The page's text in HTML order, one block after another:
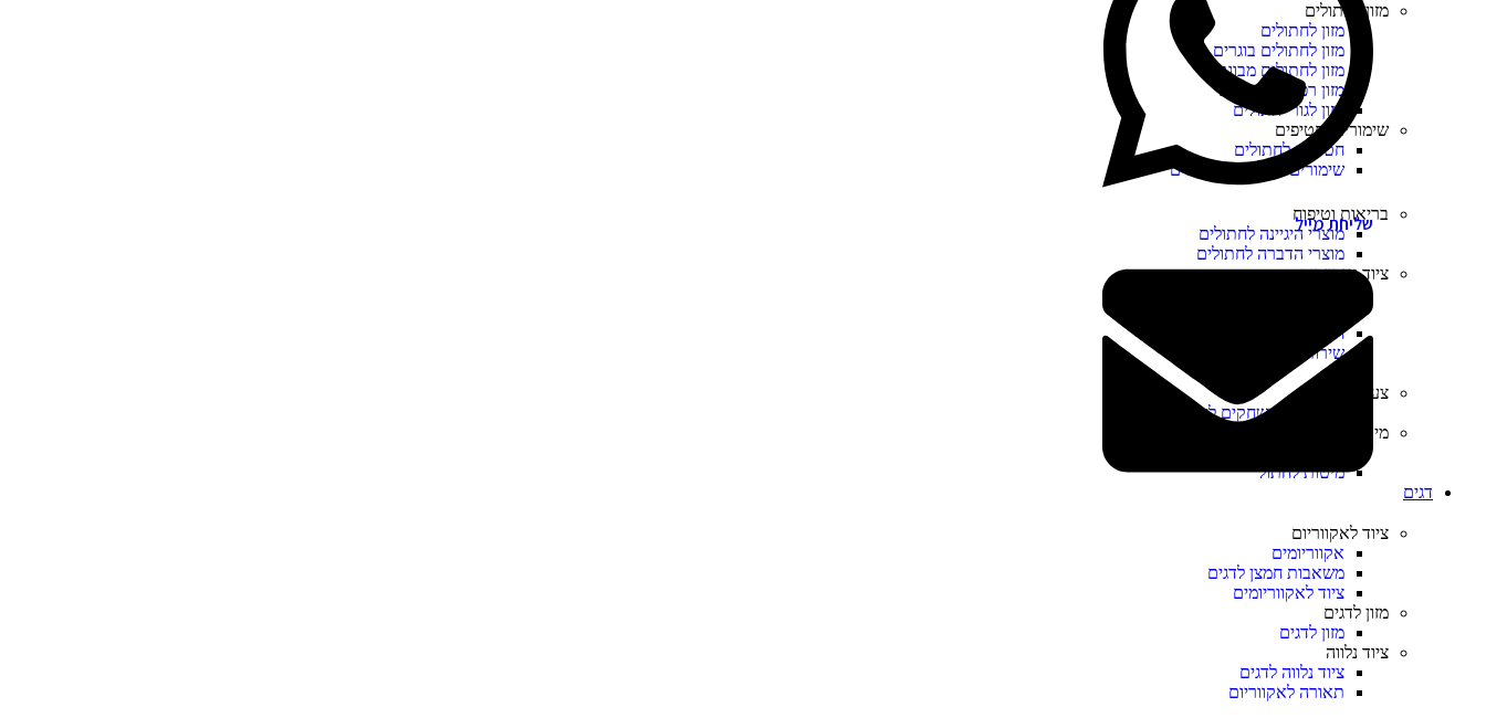
מזון לחתולים
מזון לחתולים
מזון לחתולים בוגרים
מזון לחתולים מבוגרים
מזון רפואי לחתולים
מזון לגורי חתולים
שימורים וחטיפים
חטיפים לחתולים
שימורים ומעדנים לחתולים
בריאות וטיפוח
מוצרי היגיינה לחתולים
מוצרי הדברה לחתולים
ציוד ואביזרים
חול לחתולים
שירותים לחתול
צעצועים
צעצועים ומשחקים לחתולים
מיטות ומזרנים
מיטות לחתול
דגים
ציוד לאקווריום
אקווריומים
משאבות חמצן לדגים
ציוד לאקווריומים
מזון לדגים
מזון לדגים
ציוד נלווה
ציוד נלווה לדגים
תאורה לאקווריום
שליחת מייל